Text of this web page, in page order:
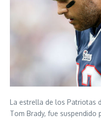
La estrella de los Patriotas
Tom Brady, fue